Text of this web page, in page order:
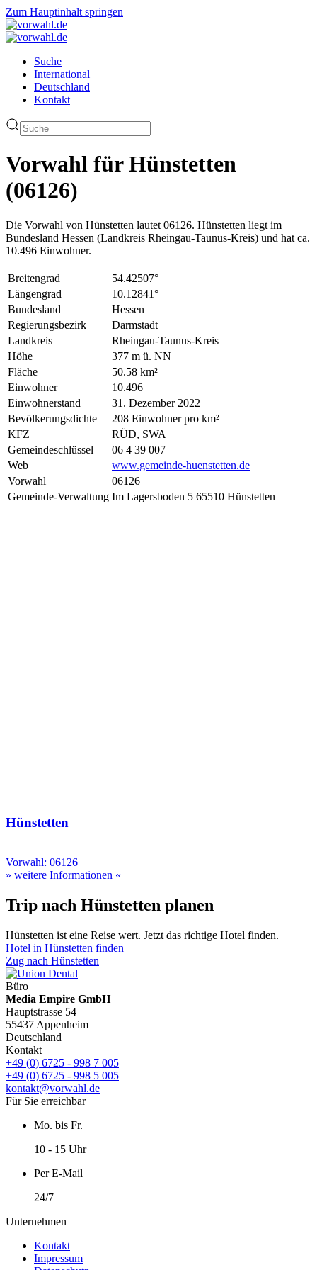
Zum Hauptinhalt springen
Suche
International
Deutschland
Kontakt
Vorwahl für Hünstetten
(06126)
Die Vorwahl von Hünstetten lautet 06126. Hünstetten liegt im
Bundesland Hessen (Landkreis Rheingau-Taunus-Kreis) und hat ca.
10.496 Einwohner.
Breitengrad
54.42507°
Längengrad
10.12841°
Bundesland
Hessen
Regierungsbezirk
Darmstadt
Landkreis
Rheingau-Taunus-Kreis
Höhe
377 m ü. NN
Fläche
50.58 km²
Einwohner
10.496
Einwohnerstand
31. Dezember 2022
Bevölkerungsdichte
208 Einwohner pro km²
KFZ
RÜD, SWA
Gemeindeschlüssel
06 4 39 007
Web
www.gemeinde-huenstetten.de
Vorwahl
06126
Gemeinde-Verwaltung Im Lagersboden 5 65510 Hünstetten
Hünstetten
Vorwahl: 06126
» weitere Informationen «
Trip nach Hünstetten planen
Hünstetten ist eine Reise wert. Jetzt das richtige Hotel finden.
Hotel in Hünstetten finden
Zug nach Hünstetten
Büro
Media Empire GmbH
Hauptstrasse 54
55437 Appenheim
Deutschland
Kontakt
+49 (0) 6725 - 998 7 005
+49 (0) 6725 - 998 5 005
kontakt@vorwahl.de
Für Sie erreichbar
Mo. bis Fr.
10 - 15 Uhr
Per E-Mail
24/7
Unternehmen
Kontakt
Impressum